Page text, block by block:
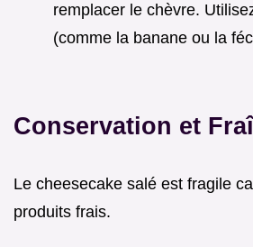
remplacer le chèvre.
(comme la banane ou la
Conservation et
Le cheesecake salé est fragile
produits frais.